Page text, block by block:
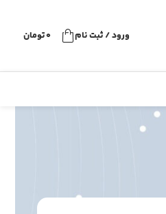
ورود / ثبت نام 0تومان